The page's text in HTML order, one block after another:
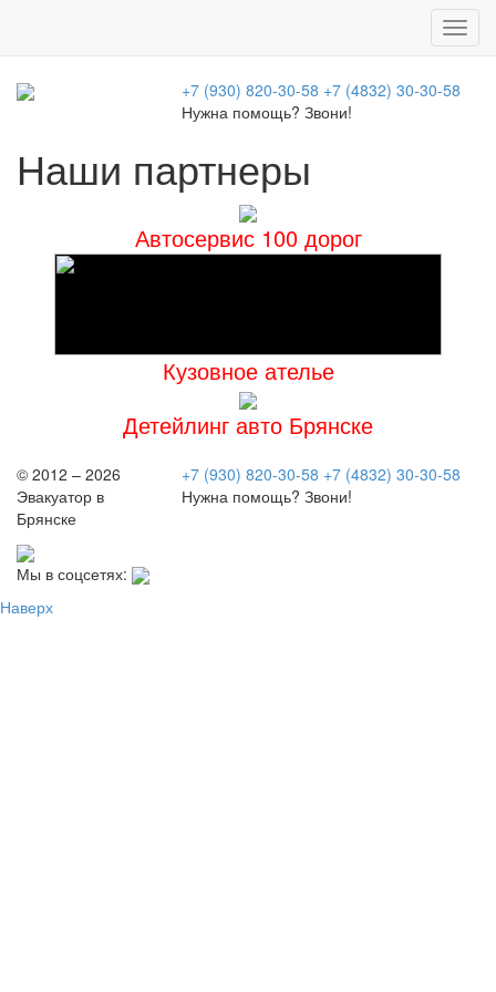
+7 (930) 820-30-58 +7 (4832) 30-30-58
Нужна помощь? Звони!
Наши партнеры
Автосервис 100 дорог
Кузовное ателье
Детейлинг авто Брянске
© 2012 – 2026
Эвакуатор в
Брянске
+7 (930) 820-30-58 +7 (4832) 30-30-58
Нужна помощь? Звони!
Мы в соцсетях:
Наверх